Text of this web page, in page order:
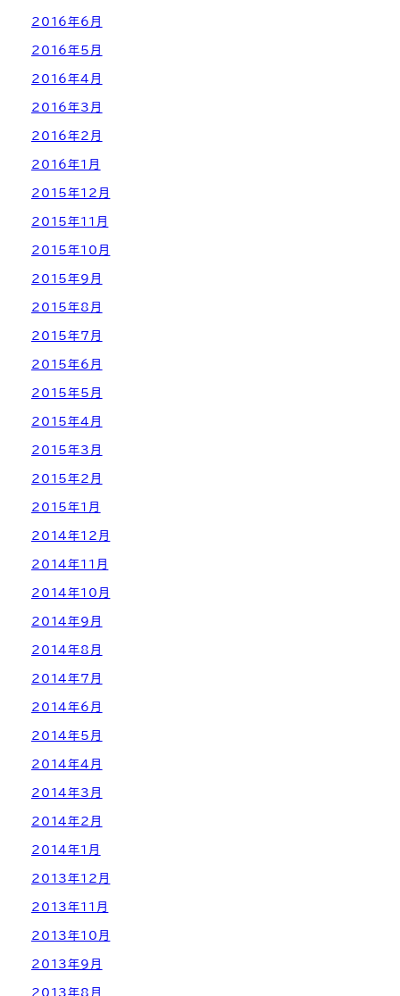
2016年6月
2016年5月
2016年4月
2016年3月
2016年2月
2016年1月
2015年12月
2015年11月
2015年10月
2015年9月
2015年8月
2015年7月
2015年6月
2015年5月
2015年4月
2015年3月
2015年2月
2015年1月
2014年12月
2014年11月
2014年10月
2014年9月
2014年8月
2014年7月
2014年6月
2014年5月
2014年4月
2014年3月
2014年2月
2014年1月
2013年12月
2013年11月
2013年10月
2013年9月
2013年8月